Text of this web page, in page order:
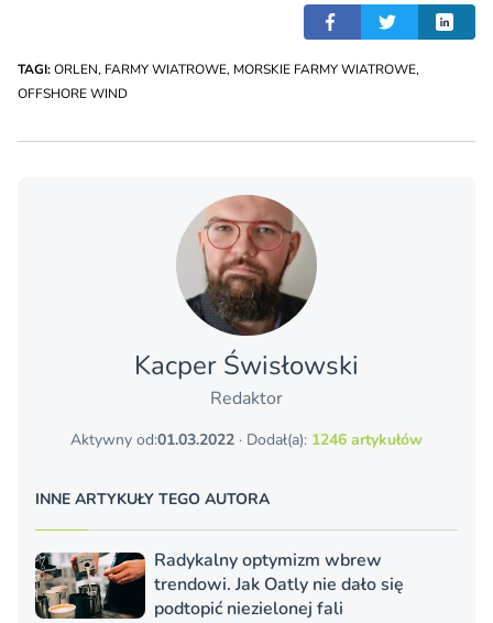
TAGI:ORLEN, FARMY WIATROWE, MORSKIE FARMY WIATROWE,
OFFSHORE WIND
Kacper Świsło­wski
Redaktor
Aktywny od:01.03.2022 · Dodał(a): 1246 artykułów
INNE ARTYKUŁY TEGO AUTORA
Radykalny optymizm wbrew
trendowi. Jak Oatly nie dało się
podtopić niezielonej fali